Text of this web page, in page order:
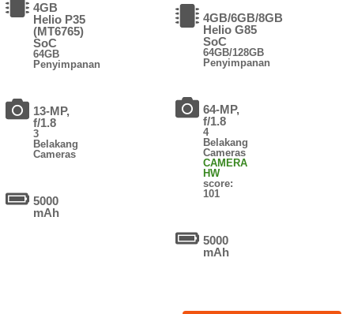
4GB
Helio P35
(MT6765)
SoC
64GB
Penyimpanan
13-MP,
f/1.8
3
Belakang
Cameras
5000
mAh
4GB/6GB/8GB
Helio G85
SoC
64GB/128GB
Penyimpanan
64-MP,
f/1.8
4
Belakang
Cameras
CAMERA
HW
score:
101
5000
mAh